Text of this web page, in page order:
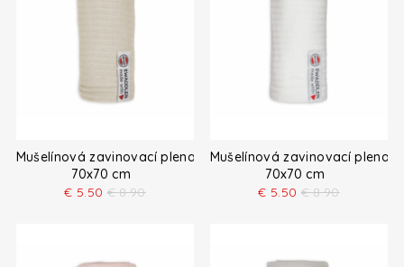
Mušelínová zavinovací plena 0,3 TOG
70x70 cm
€ 5.50 € 8.90
Mušelínová zavinovací plena
70x70 cm
€ 5.50 € 8.90